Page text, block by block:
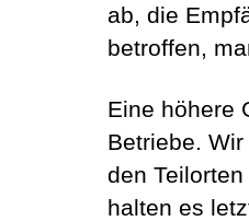
ab, die
betroffen,
Eine höhere
Betriebe.
den
halten es